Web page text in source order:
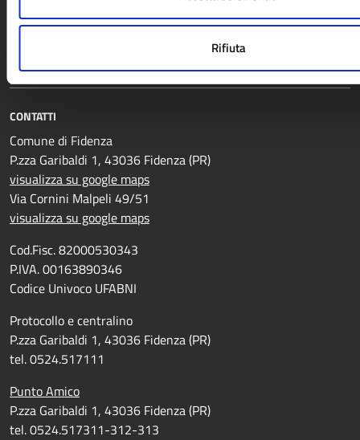
Rifiuta
Luoghi
CONTATTI
Comune di Fidenza
P.zza Garibaldi 1, 43036 Fidenza (PR)
visualizza su google maps
Via Cornini Malpeli 49/51
visualizza su google maps
Cod.Fisc. 82000530343
P.IVA. 00163890346
Codice Univoco UFABNI
Protocollo e centralino
P.zza Garibaldi 1, 43036 Fidenza (PR)
tel. 0524.517111
Punto Amico
P.zza Garibaldi 1, 43036 Fidenza (PR)
tel. 0524.517311-312-313